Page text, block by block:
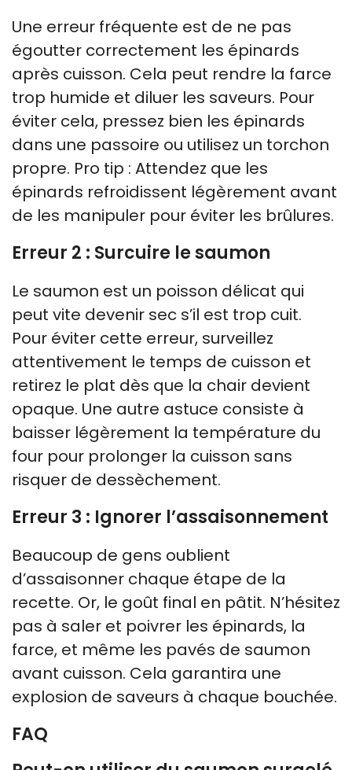
Une erreur fréquente est de ne pas
égoutter correctement les épinards
après cuisson. Cela peut rendre la farce
trop humide et diluer les saveurs. Pour
éviter cela, pressez bien les épinards
dans une passoire ou utilisez un torchon
propre. Pro tip : Attendez que les
épinards refroidissent légèrement avant
de les manipuler pour éviter les brûlures.
Erreur 2 : Surcuire le saumon
Le saumon est un poisson délicat qui
peut vite devenir sec s’il est trop cuit.
Pour éviter cette erreur, surveillez
attentivement le temps de cuisson et
retirez le plat dès que la chair devient
opaque. Une autre astuce consiste à
baisser légèrement la température du
four pour prolonger la cuisson sans
risquer de dessèchement.
Erreur 3 : Ignorer l’assaisonnement
Beaucoup de gens oublient
d’assaisonner chaque étape de la
recette. Or, le goût final en pâtit. N’hésitez
pas à saler et poivrer les épinards, la
farce, et même les pavés de saumon
avant cuisson. Cela garantira une
explosion de saveurs à chaque bouchée.
FAQ